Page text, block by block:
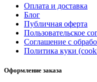
Оплата и доставка
Блог
Публичная оферта
Пользовательское
Соглашение с
Политика куки
Оформление заказа